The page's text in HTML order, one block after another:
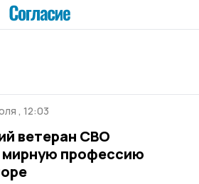
, 12:03
ветеран СВО
мирную профессию